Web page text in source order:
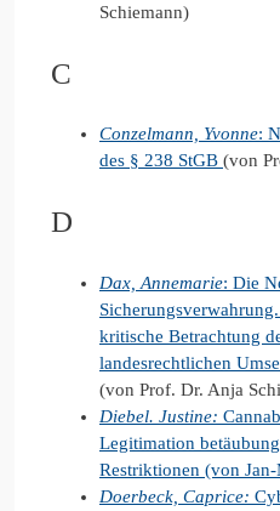
Schiemann)
C
Conzelmann, Yvonne:
des § 238 StGB (von
D
Dax, Annemarie: Die
kritische Betrachtung
landesrechtlichen
(von Prof. Dr. Anja
Diebel. Justine:
Legitimation
Restriktionen (von
Doerbeck, Caprice: